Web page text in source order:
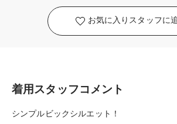
お気に入りスタッフに
着用スタッフコメント
シンプルビックシルエット！